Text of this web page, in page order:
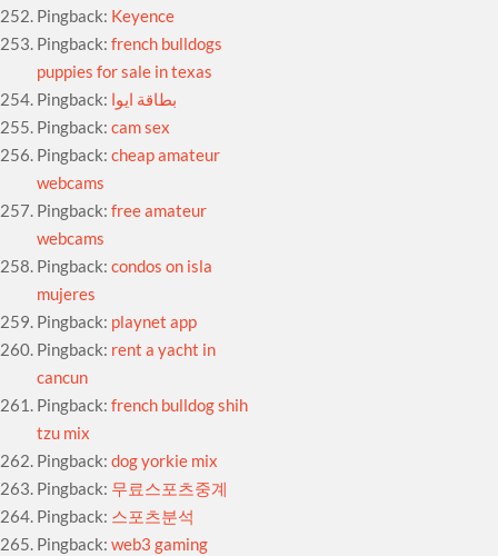
Pingback: Keyence
Pingback:french bulldogs
puppies for sale in texas
Pingback: بطاقة ايوا
Pingback:cam sex
Pingback:cheap amateur
webcams
Pingback:free amateur
webcams
Pingback:condos on isla
mujeres
Pingback: playnet app
Pingback: rent a yacht in
cancun
Pingback:french bulldog shih
tzu mix
Pingback:dog yorkie mix
Pingback: 무료스포츠중계
Pingback: 스포츠분석
Pingback:web3 gaming